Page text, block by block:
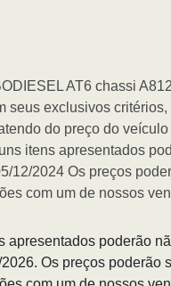
AT6 chassi
seus exclusivos
do preço do
itens apresentados
12/2024 Os preços
com um de nossos
apresentados poderão
Os preços poderão